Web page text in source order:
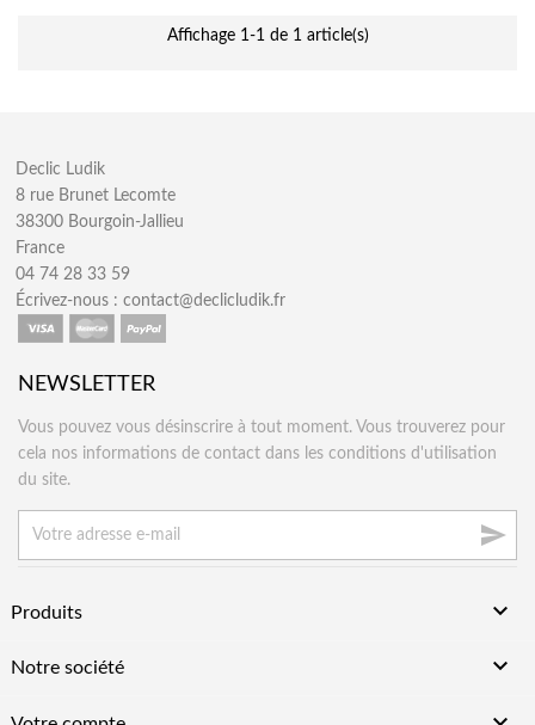
Affichage 1-1 de 1 article(s)
Declic Ludik
8 rue Brunet Lecomte
38300 Bourgoin-Jallieu
France
04 74 28 33 59
Écrivez-nous :contact@declicludik.fr
NEWSLETTER
Vous pouvez vous désinscrire à tout moment. Vous trouverez pour
cela nos informations de contact dans les conditions d'utilisation
du site.

Produits 
Notre société 